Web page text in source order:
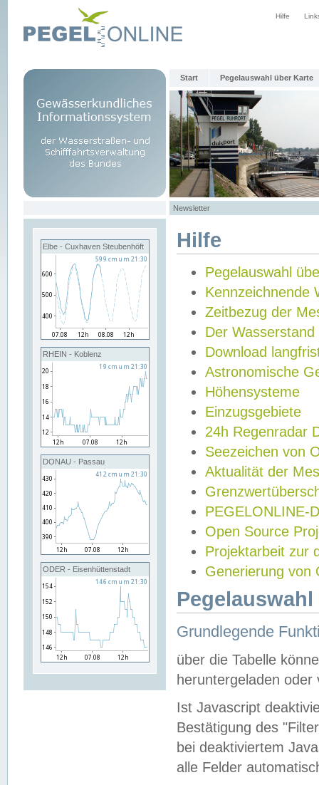
Hilfe
Start Pegelauswahl über Karte
Newsletter
Elbe - Cuxhaven Steubenhöft
RHEIN - Koblenz
DONAU - Passau
ODER - Eisenhüttenstadt
Hilfe
Pegelauswahl
Kennzeichnende
Zeitbezug der
Der Wasserstand
Download
Astronomische
Höhensysteme
Einzugsgebiete
24h Regenradar
Seezeichen von
Aktualität der
PEGELONLINE-
Open Source
Projektarbeit zur
Generierung von
Grundlegende
über die Tabelle
heruntergeladen oder
Ist Javascript
Bestätigung des
bei deaktiviertem
alle Felder